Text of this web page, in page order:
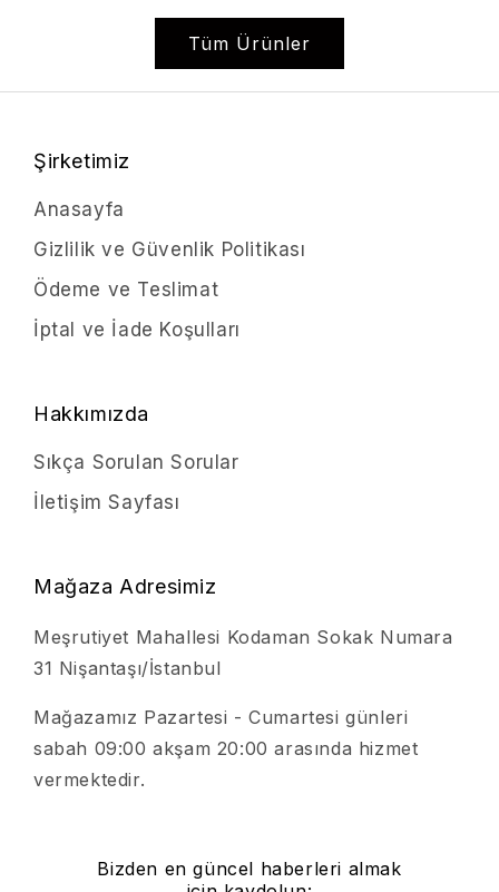
Tüm Ürünler
Şirketimiz
Anasayfa
Gizlilik ve Güvenlik Politikası
Ödeme ve Teslimat
İptal ve İade Koşulları
Hakkımızda
Sıkça Sorulan Sorular
İletişim Sayfası
Mağaza Adresimiz
Meşrutiyet Mahallesi Kodaman Sokak Numara
31 Nişantaşı/İstanbul
Mağazamız Pazartesi - Cumartesi günleri
sabah 09:00 akşam 20:00 arasında hizmet
vermektedir.
Bizden en güncel haberleri almak